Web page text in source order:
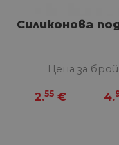
Силиконова
Цена за
2.55 € 4.
CookieScriptConsent
Google Privacy